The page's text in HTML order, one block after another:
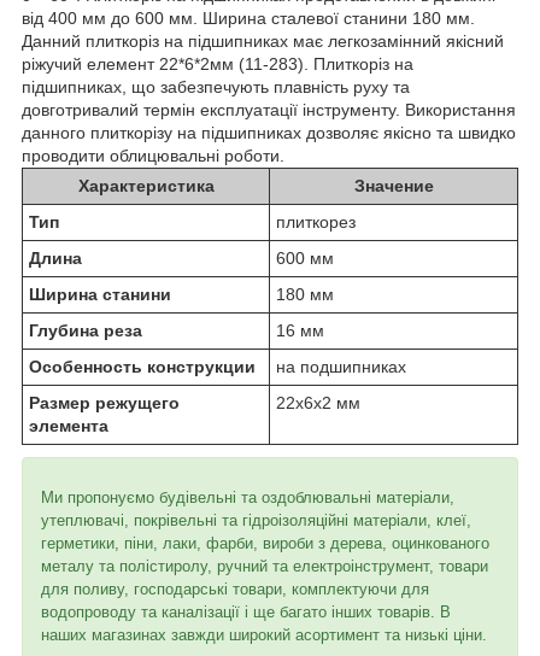
від 400 мм до 600 мм. Ширина сталевої станини 180 мм.
Данний плиткоріз на підшипниках має легкозамінний якісний
ріжучий елемент 22*6*2мм (11-283). Плиткоріз на
підшипниках, що забезпечують плавність руху та
довготривалий термін експлуатації інструменту. Використання
данного плиткорізу на підшипниках дозволяє якісно та швидко
проводити облицювальні роботи.
Характеристика
Значение
Тип
плиткорез
Длина
600 мм
Ширина станини
180 мм
Глубина реза
16 мм
Особенность конструкции
на подшипниках
Размер режущего
элемента
22х6х2 мм
Ми пропонуємо будівельні та оздоблювальні матеріали,
утеплювачі, покрівельні та гідроізоляційні матеріали, клеї,
герметики, піни, лаки, фарби, вироби з дерева, оцинкованого
металу та полістиролу, ручний та електроінструмент, товари
для поливу, господарські товари, комплектуючи для
водопроводу та каналізації і ще багато інших товарів. В
наших магазинах завжди широкий асортимент та низькі ціни.